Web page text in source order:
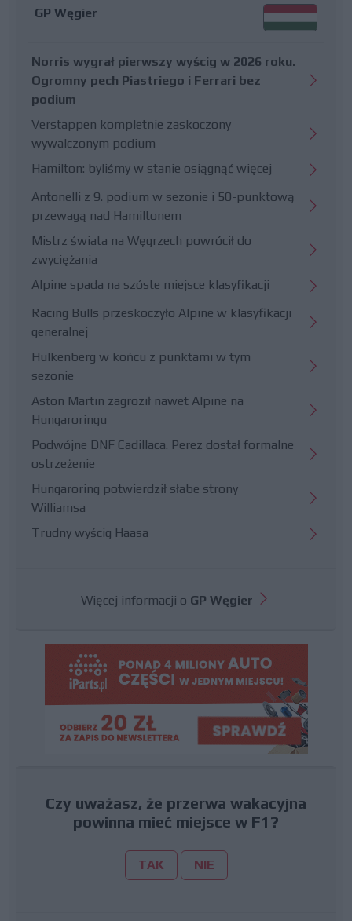
GP Węgier
Norris wygrał pierwszy wyścig w 2026 roku.
Ogromny pech Piastriego i Ferrari bez
podium
Verstappen kompletnie zaskoczony
wywalczonym podium
Hamilton: byliśmy w stanie osiągnąć więcej
Antonelli z 9. podium w sezonie i 50-punktową
przewagą nad Hamiltonem
Mistrz świata na Węgrzech powrócił do
zwyciężania
Alpine spada na szóste miejsce klasyfikacji
Racing Bulls przeskoczyło Alpine w klasyfikacji
generalnej
Hulkenberg w końcu z punktami w tym
sezonie
Aston Martin zagroził nawet Alpine na
Hungaroringu
Podwójne DNF Cadillaca. Perez dostał formalne
ostrzeżenie
Hungaroring potwierdził słabe strony
Williamsa
Trudny wyścig Haasa
Więcej informacji o GP Węgier
Czy uważasz, że przerwa wakacyjna
powinna mieć miejsce w F1?
TAK NIE